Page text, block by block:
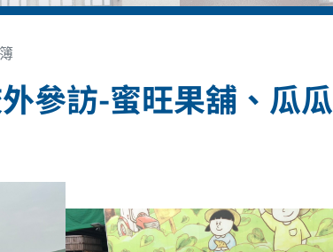
參訪-蜜旺果舖、瓜瓜